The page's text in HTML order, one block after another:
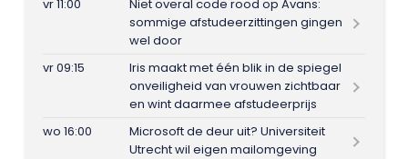
vr 11:00
Niet overal code rood op Avans:
sommige afstudeerzittingen gingen
wel door
vr 09:15
Iris maakt met één blik in de spiegel
onveiligheid van vrouwen zichtbaar
en wint daarmee afstudeerprijs
wo 16:00
Microsoft de deur uit? Universiteit
Utrecht wil eigen mailomgeving